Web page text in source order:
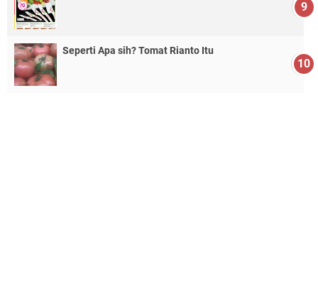
Seperti Apa sih? Tomat Rianto Itu